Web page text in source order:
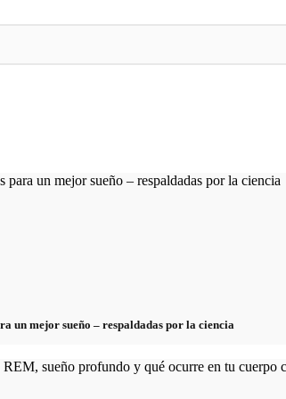
un mejor sueño – respaldadas por la ciencia